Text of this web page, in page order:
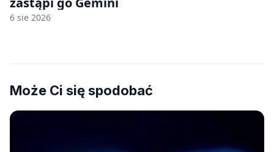
6 sie 2026
Może Ci się spodobać